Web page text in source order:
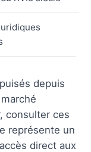
depuis
consulter ces
représente un
direct aux